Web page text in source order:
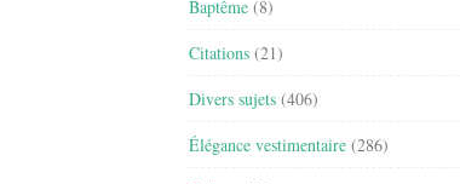
Baptême (8)
Citations (21)
Divers sujets (406)
Élégance vestimentaire (286)